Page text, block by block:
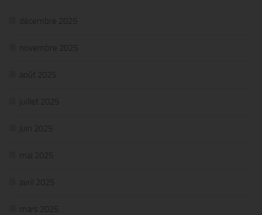
décembre 2025
novembre 2025
août 2025
juillet 2025
juin 2025
mai 2025
avril 2025
mars 2025